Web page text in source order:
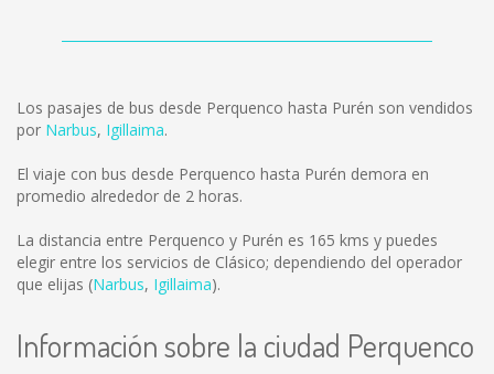
Los pasajes de bus desde Perquenco hasta Purén son vendidos
por Narbus, Igillaima.
El viaje con bus desde Perquenco hasta Purén demora en
promedio alrededor de 2 horas.
La distancia entre Perquenco y Purén es 165 kms y puedes
elegir entre los servicios de Clásico; dependiendo del operador
que elijas (Narbus, Igillaima).
Información sobre la ciudad Perquenco